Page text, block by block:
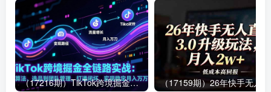
（17216期）TikTok跨境掘金全链路实战：从算法、选品到团队管理，打通闭环，实现稳定月入万刀